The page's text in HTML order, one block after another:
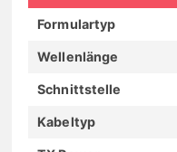
Formulartyp
Wellenlänge
Schnittstelle
Kabeltyp